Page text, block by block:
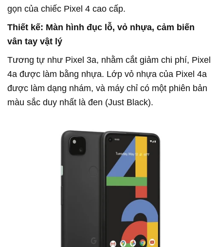
gọn của chiếc Pixel 4 cao cấp.
Thiết kế: Màn hình đục lỗ, vỏ nhựa, cảm biến
vân tay vật lý
Tương tự như Pixel 3a, nhằm cắt giảm chi phí, Pixel
4a được làm bằng nhựa. Lớp vỏ nhựa của Pixel 4a
được làm dạng nhám, và máy chỉ có một phiên bản
màu sắc duy nhất là đen (Just Black).